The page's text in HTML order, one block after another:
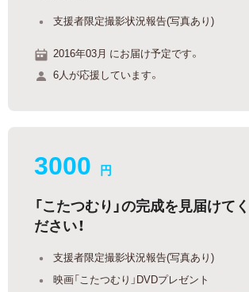
支援者限定撮影状況報告(写真あり)
2016年03月 にお届け予定です。
6人が応援しています。
3000 円
「こたつむり」の完成を見届けてく
ださい！
支援者限定撮影状況報告(写真あり)
映画「こたつむり」DVDプレゼント